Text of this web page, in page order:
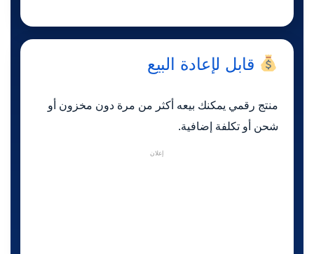
قابل لإعادة البيع
منتج رقمي يمكنك بيعه أكثر من مرة دون مخزون أو
شحن أو تكلفة إضافية.
إعلان